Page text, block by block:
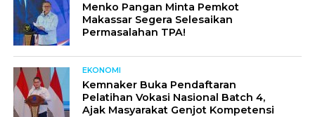
Menko Pangan Minta Pemkot
Makassar Segera Selesaikan
Permasalahan TPA!
EKONOMI
Kemnaker Buka Pendaftaran
Pelatihan Vokasi Nasional Batch 4,
Ajak Masyarakat Genjot Kompetensi